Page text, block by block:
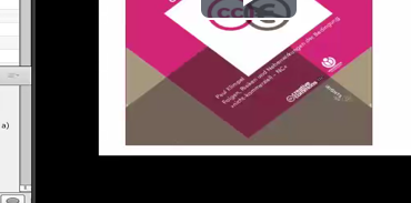
Play
Video